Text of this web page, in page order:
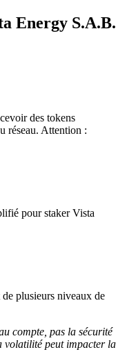
Energy S.A.B.
des tokens
réseau. Attention :
pour staker Vista
plusieurs niveaux de
compte, pas la sécurité
volatilité peut impacter la